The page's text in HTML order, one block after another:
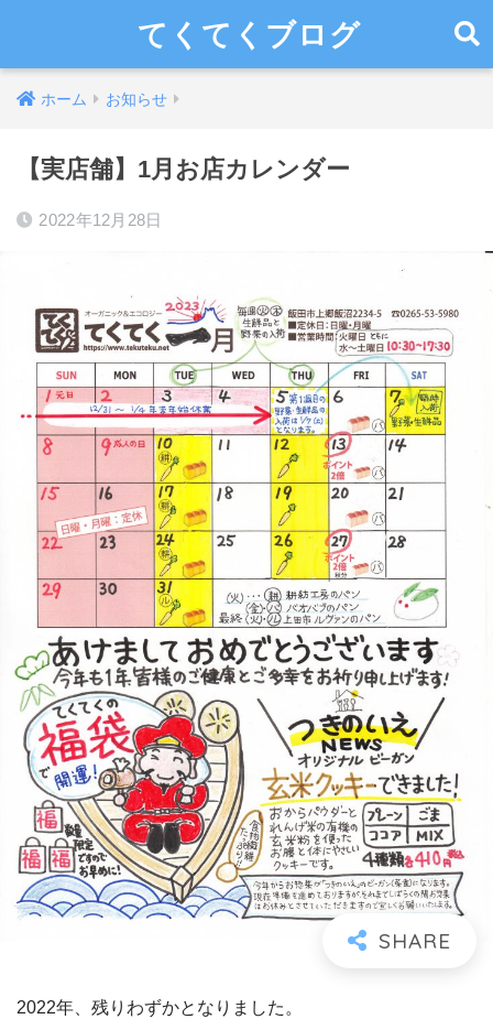
てくてくブログ
ホーム お知らせ
【実店舗】1月お店カレンダー
2022年12月28日
2022年、残りわずかとなりました。